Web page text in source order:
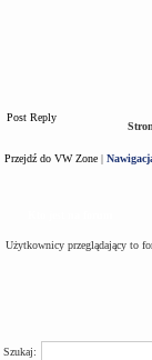
Post Reply
Przejdź do VW Zone |
Użytkownicy przeglądający to
Szukaj: